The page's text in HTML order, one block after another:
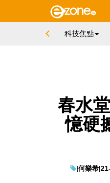
科技焦點
春水
憶硬
|何樂希|